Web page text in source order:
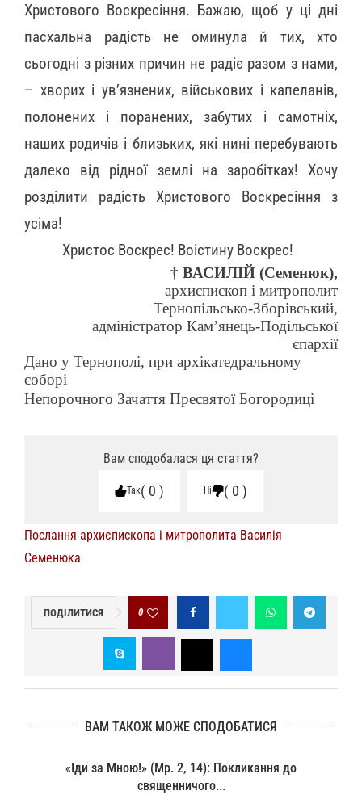
Христового Воскресіння. Бажаю, щоб у ці дні
пасхальна радість не оминула й тих, хто
сьогодні з різних причин не радіє разом з нами,
– хворих і ув’язнених, військових і капеланів,
полонених і поранених, забутих і самотніх,
наших родичів і близьких, які нині перебувають
далеко від рідної землі на заробітках! Хочу
розділити радість Христового Воскресіння з
усіма!
Христос Воскрес! Воістину Воскрес!
† ВАСИЛІЙ (Семенюк),
архиєпископ і митрополит
Тернопільсько-Зборівський,
адміністратор Кам’янець-Подільської
єпархії
Дано у Тернополі, при архікатедральному
соборі
Непорочного Зачаття Пресвятої Богородиці
Вам сподобалася ця стаття?
Так 0 Ні 0
Послання архиєпископа і митрополита Василія
Семенюка
ПОДІЛИТИСЯ 0
ВАМ ТАКОЖ МОЖЕ СПОДОБАТИСЯ
«Іди за Мною!» (Мр. 2, 14): Покликання до
священничого...